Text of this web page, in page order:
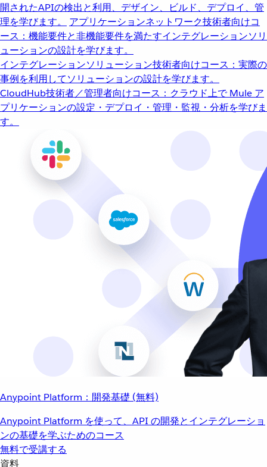
開されたAPIの検出と利用、デザイン、ビルド、デプロイ、管
理を学びます。
アプリケーションネットワーク技術者向けコ
ース：機能要件と非機能要件を満たすインテグレーションソリ
ューションの設計を学びます。
インテグレーションソリューション技術者向けコース：実際の
事例を利用してソリューションの設計を学びます。
CloudHub技術者／管理者向けコース：クラウド上で Mule ア
プリケーションの設定・デプロイ・管理・監視・分析を学びま
す。
Anypoint Platform：開発基礎 (無料)
Anypoint Platform を使って、API の開発とインテグレーショ
ンの基礎を学ぶためのコース
無料で受講する
資料